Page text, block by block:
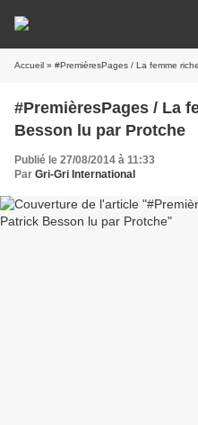
Accueil » #PremièresPages / La femme
#PremièresPages / La
Besson lu par Protche
Publié le 27/08/2014 à 11:33
Par Gri-Gri International